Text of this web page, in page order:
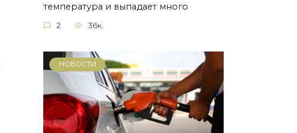
температура и выпадает много
2 36к.
НОВОСТИ